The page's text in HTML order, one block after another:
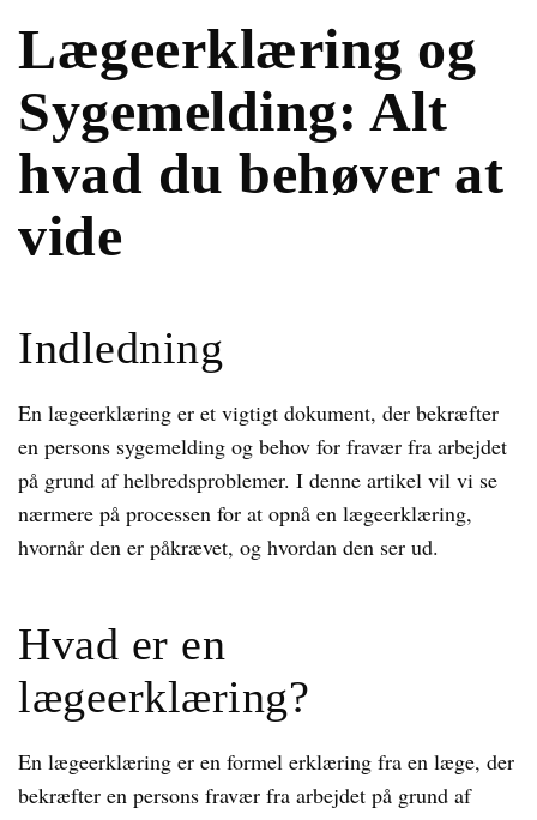
Lægeerklæring og
Sygemelding: Alt
hvad du behøver at
vide
Indledning
En lægeerklæring er et vigtigt dokument, der bekræfter
en persons sygemelding og behov for fravær fra arbejdet
på grund af helbredsproblemer. I denne artikel vil vi se
nærmere på processen for at opnå en lægeerklæring,
hvornår den er påkrævet, og hvordan den ser ud.
Hvad er en
lægeerklæring?
En lægeerklæring er en formel erklæring fra en læge, der
bekræfter en persons fravær fra arbejdet på grund af